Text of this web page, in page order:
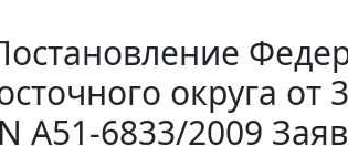
округа от
А51-6833/2009